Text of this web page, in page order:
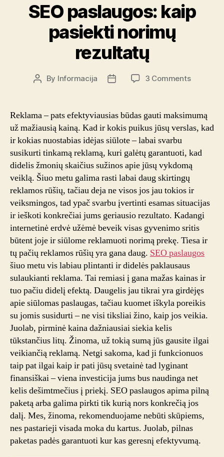
SEO paslaugos: kaip
pasiekti norimų
rezultatų
Post
By Informacija
Post
3 Commentson
pasiekti
norimų
Reklama – pats efektyviausias būdas gauti maksimumą
už mažiausią kainą. Kad ir kokis puikus jūsų verslas, kad
ir kokias nuostabias idėjas siūlote – labai svarbu
susikurti tinkamą reklamą, kuri galėtų garantuoti, kad
didelis žmonių skaičius sužinos apie jūsų vykdomą
veiklą. Šiuo metu galima rasti labai daug skirtingų
reklamos rūšių, tačiau deja ne visos jos jau tokios ir
veiksmingos, tad ypač svarbu įvertinti esamas situacijas
ir ieškoti konkrečiai jums geriausio rezultato. Kadangi
internetinė erdvė užėmė beveik visas gyvenimo sritis
būtent joje ir siūlome reklamuoti norimą prekę. Tiesa ir
tų pačių reklamos rūšių yra gana daug. SEO paslaugos
šiuo metu vis labiau plintanti ir didelės paklausaus
sulaukianti reklama. Tai remiasi į gana mažas kainas ir
tuo pačiu didelį efektą. Daugelis jau tikrai yra girdėjęs
apie siūlomas paslaugas, tačiau kuomet iškyla poreikis
su jomis susidurti – ne visi tiksliai žino, kaip jos veikia.
Juolab, pirminė kaina dažniausiai siekia kelis
tūkstančius litų. Žinoma, už tokią sumą jūs gausite ilgai
veikiančią reklamą. Netgi sakoma, kad ji funkcionuos
taip pat ilgai kaip ir pati jūsų svetainė tad lyginant
finansiškai – viena investicija jums bus naudinga net
kelis dešimtmečius į priekį. SEO paslaugos apima pilną
paketą arba galima pirkti tik kurią nors konkrečią jos
dalį. Mes, žinoma, rekomenduojame nebūti skūpiems,
nes pastarieji visada moka du kartus. Juolab, pilnas
paketas padės garantuoti kur kas geresnį efektyvumą.